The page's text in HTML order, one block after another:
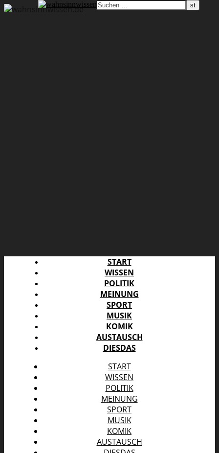
START
WISSEN
POLITIK
MEINUNG
SPORT
MUSIK
KOMIK
AUSTAUSCH
DIESDAS
START
WISSEN
POLITIK
MEINUNG
SPORT
MUSIK
KOMIK
AUSTAUSCH